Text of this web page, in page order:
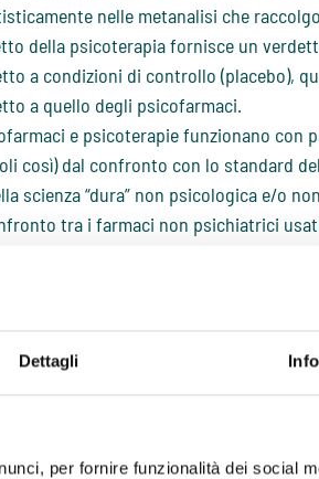
Dettagli
per fornire funzionalità dei social
nelle metanalisi che
della psicoterapia fornisce un
a condizioni di controllo (placebo),
a quello degli psicofarmaci.
e psicoterapie funzionano con
così) dal confronto con lo standard
scienza “dura” non psicologica e/o
tra i farmaci non psichiatrici
sostanziale parità di efficacia ha la
dei farmaci psichiatrici e non
medication into perspective: review of
psicofarmaci e psicoterapie per la
non psichiatrici, possiamo
Possiamo rispondere
di prudenza, perché per la